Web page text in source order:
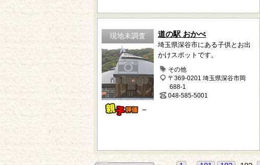
現地未調査
－
道の駅 おかべ
埼玉県深谷市にある子供とお出
かけスポットです。
その他
〒369-0201 埼玉県深谷市岡
688-1
048-585-5001